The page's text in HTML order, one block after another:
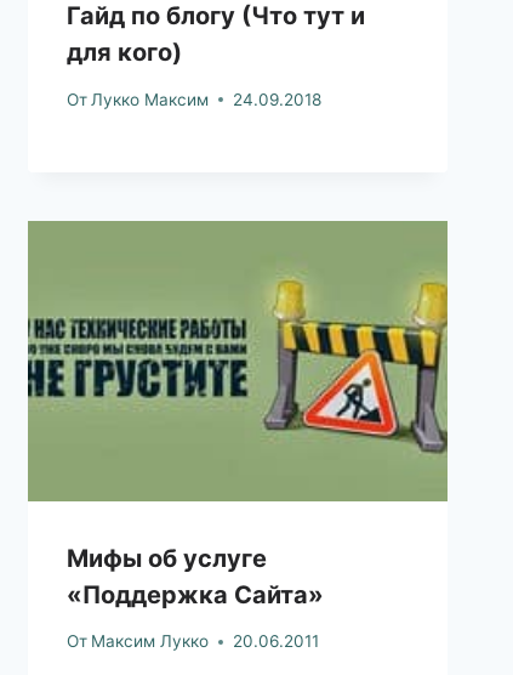
Гайд по блогу (Что тут и
для кого)
От Лукко Максим 24.09.2018
Мифы об услуге
«Поддержка Сайта»
От Максим Лукко 20.06.2011